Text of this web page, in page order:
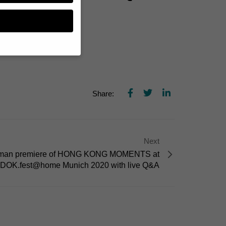
Share:
Next
premiere of HONG KONG MOMENTS at
DOK.fest@home Munich 2020 with live Q&A
während